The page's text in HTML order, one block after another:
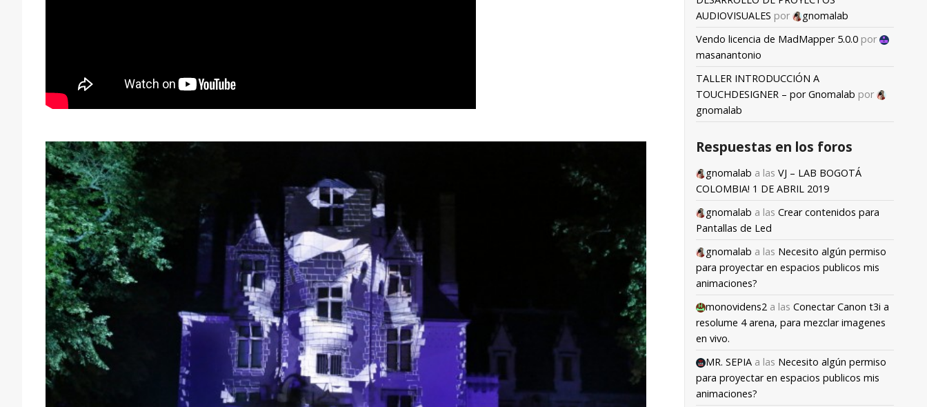
AUDIOVISUALES por
gnomalab
Vendo licencia de MadMapper 5.0.0 por
masanantonio
TALLER INTRODUCCIÓN A
TOUCHDESIGNER – por Gnomalab por
gnomalab
Respuestas en los foros
gnomalab a las VJ – LAB BOGOTÁ
COLOMBIA! 1 DE ABRIL 2019
gnomalab a las Crear contenidos para
Pantallas de Led
gnomalab a las Necesito algún permiso
para proyectar en espacios publicos mis
animaciones?
monovidens2 a las Conectar Canon t3i a
resolume 4 arena, para mezclar imagenes
en vivo.
MR. SEPIA a las Necesito algún permiso
para proyectar en espacios publicos mis
animaciones?